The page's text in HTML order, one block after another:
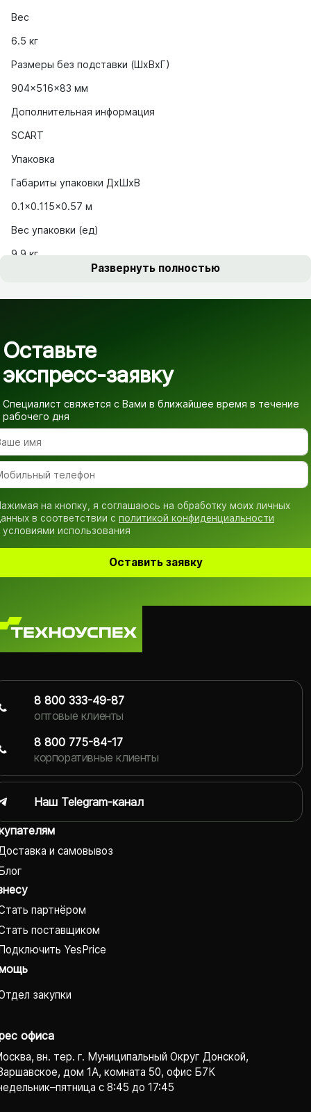
Вес
6.5 кг
Размеры без подставки (ШxВxГ)
904x516x83 мм
Дополнительная информация
SCART
Упаковка
Габариты упаковки ДхШхВ
0.1x0.115x0.57 м
Вес упаковки (ед)
9.9 кг
Развернуть полностью
Оставьте
экспресс-заявку
Специалист свяжется с Вами в ближайшее время в течение
рабочего дня
на кнопку, я соглашаюсь на обработку моих личных
в соответствии с политикой конфиденциальности
условиями использования
Оставить заявку
и самовывоз
партнёром
поставщиком
YesPrice
закупки
офиса
вн. тер. г. Муниципальный Округ Донской,
дом 1А, комната 50, офис Б7К
с 8:45 до 17:45
8 800 333-49-87
оптовые клиенты
8 800 775-84-17
корпоративные клиенты
Наш Telegram-канал